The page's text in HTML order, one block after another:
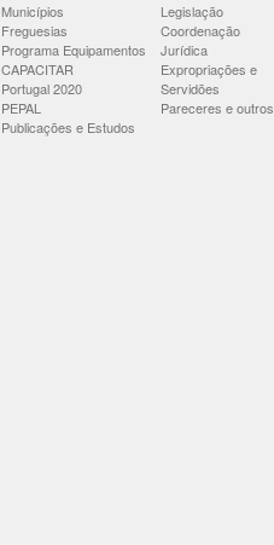
Municípios
Freguesias
Programa Equipamentos
CAPACITAR
Portugal 2020
PEPAL
Publicações e Estudos
Legislação
Coordenação
Jurídica
Expropriações e
Servidões
Pareceres e outros